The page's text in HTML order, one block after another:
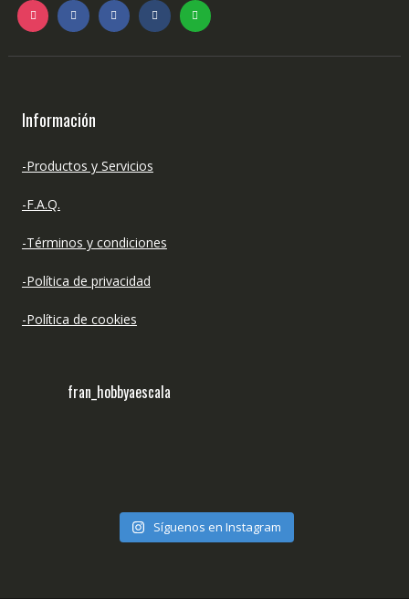
Información
-Productos y Servicios
-F.A.Q.
-Términos y condiciones
-Política de privacidad
-Política de cookies
fran_hobbyaescala
Síguenos en Instagram